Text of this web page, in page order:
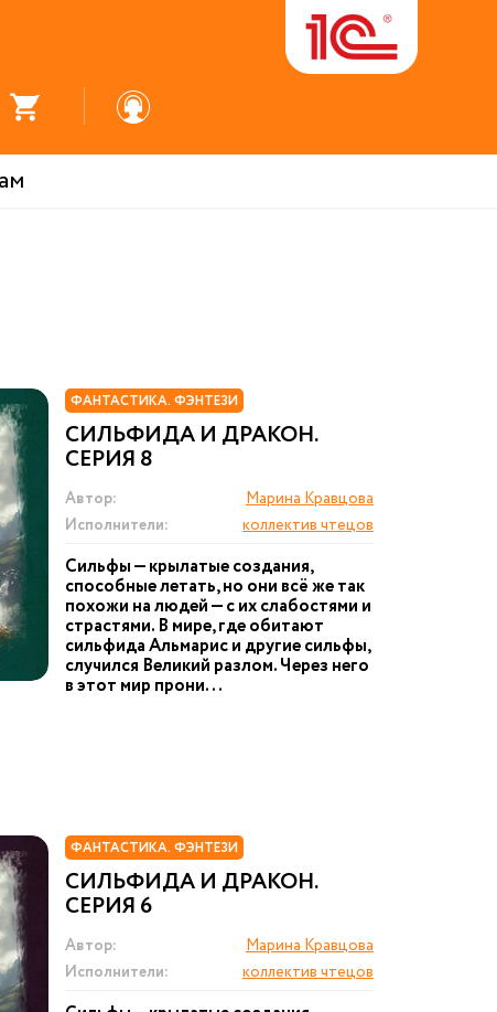
ФАНТАСТИКА. ФЭНТЕЗИ
СИЛЬФИДА И ДРАКОН.
СЕРИЯ 8
Автор:
Марина Кравцова
Исполнители:
коллектив чтецов
Сильфы — крылатые создания,
способные летать, но они всё же так
похожи на людей — с их слабостями и
страстями. В мире, где обитают
сильфида Альмарис и другие сильфы,
случился Великий разлом. Через него
в этот мир прони...
ФАНТАСТИКА. ФЭНТЕЗИ
СИЛЬФИДА И ДРАКОН.
СЕРИЯ 6
Автор:
Марина Кравцова
Исполнители:
коллектив чтецов